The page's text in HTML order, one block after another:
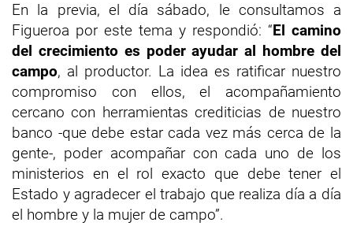
En la previa, el día sábado, le consultamos a
Figueroa por este tema y respondió: “El camino
del crecimiento es poder ayudar al hombre del
campo, al productor. La idea es ratificar nuestro
compromiso con ellos, el acompañamiento
cercano con herramientas crediticias de nuestro
banco -que debe estar cada vez más cerca de la
gente-, poder acompañar con cada uno de los
ministerios en el rol exacto que debe tener el
Estado y agradecer el trabajo que realiza día a día
el hombre y la mujer de campo”.